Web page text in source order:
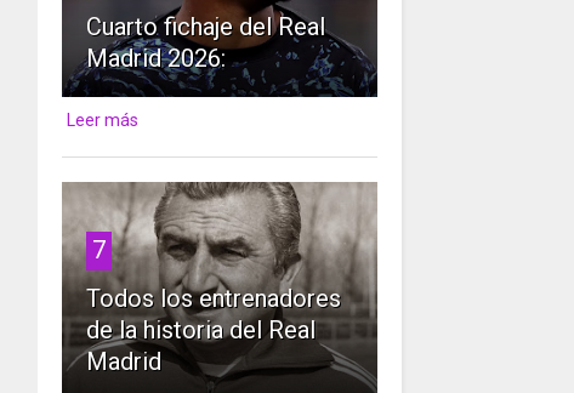
Cuarto fichaje del Real
Madrid 2026:
Leer más
7
Todos los entrenadores
de la historia del Real
Madrid